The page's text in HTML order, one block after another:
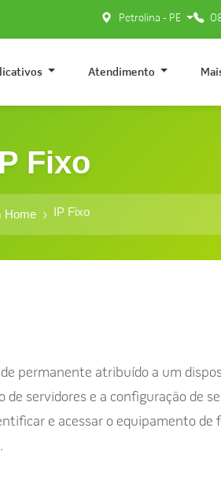
Petrolina - PE
Atendimento
Fixo
Home IP Fixo
permanente atribuído a um
de servidores e a configuração de
e acessar o equipamento